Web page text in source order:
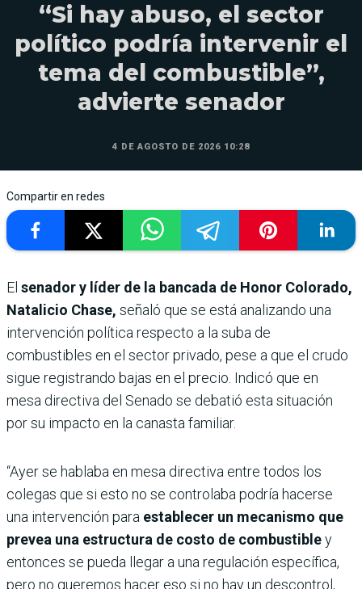
“Si hay abuso, el sector
político podría intervenir el
tema del combustible”,
advierte senador
4 DE AGOSTO DE 2026 10:28
Compartir en redes
El senador y líder de la bancada de Honor Colorado,
Natalicio Chase, señaló que se está analizando una
intervención política respecto a la suba de
combustibles en el sector privado, pese a que el crudo
sigue registrando bajas en el precio. Indicó que en
mesa directiva del Senado se debatió esta situación
por su impacto en la canasta familiar.
“Ayer se hablaba en mesa directiva entre todos los
colegas que si esto no se controlaba podría hacerse
una intervención para establecer un mecanismo que
prevea una estructura de costo de combustibley
entonces se pueda llegar a una regulación específica,
pero no queremos hacer eso si no hay un descontrol,